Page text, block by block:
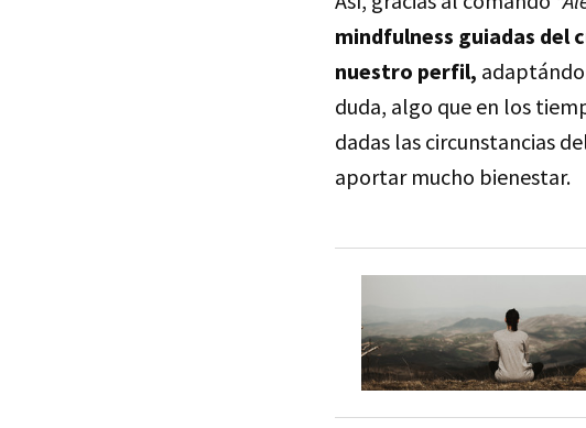
mindfulness guiadas del
nuestro perfil,
duda, algo que en los
dadas las circunstancias
aportar mucho bienestar.